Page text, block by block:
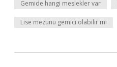
Gemide hangi meslekler var
Lise mezunu gemici olabilir mi